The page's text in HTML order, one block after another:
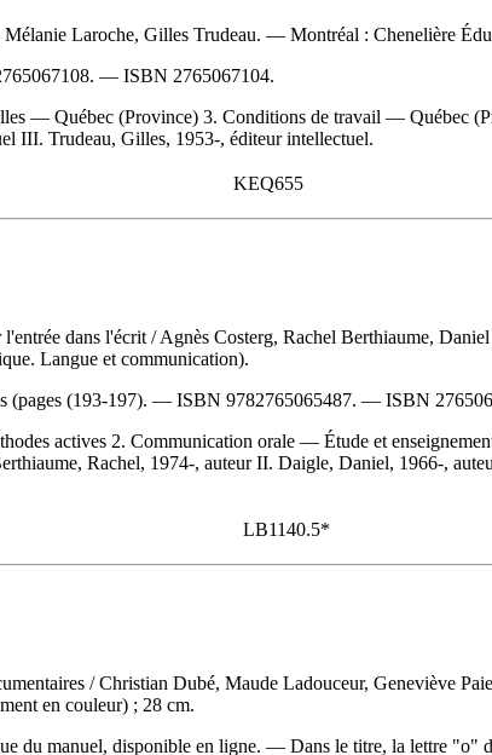
Mélanie Laroche, Gilles Trudeau. — Montréal : Chenelière
. — ISBN 2765067104.
— Québec (Province) 3. Conditions de travail — Québec
III. Trudeau, Gilles, 1953-, éditeur intellectuel.
KEQ655
l'entrée dans l'écrit / Agnès Costerg, Rachel Berthiaume,
Langue et communication).
(pages (193-197). — ISBN 9782765065487. — ISBN
actives 2. Communication orale — Étude et
Rachel, 1974-, auteur II. Daigle, Daniel, 1966-,
LB1140.5*
/ Christian Dubé, Maude Ladouceur, Geneviève
en couleur) ; 28 cm.
du manuel, disponible en ligne. — Dans le titre, la lettre